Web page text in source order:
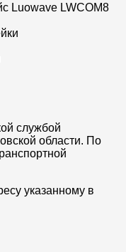
Luowave LWCOM8
службой
области. По
указанному в